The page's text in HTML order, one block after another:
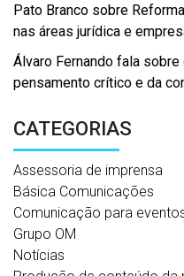
Pato Branco sobre
nas áreas jurídica e
Álvaro Fernando fala
pensamento crítico e da
CATEGORIAS
Assessoria de imprensa
Básica Comunicações
Comunicação para
Grupo OM
Notícias